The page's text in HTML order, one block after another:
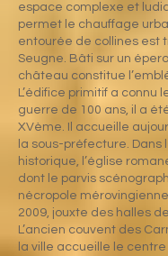
espace complexe et
permet le chauffage
entourée de collines est
Seugne. Bâti sur un
château constitue
L’édifice primitif a connu
guerre de 100 ans, il a
XVème. Il accueille
la sous-préfecture. Dans
historique, l’église
dont le parvis
nécropole
2009, jouxte des halles
L’ancien couvent des
la ville accueille le centre